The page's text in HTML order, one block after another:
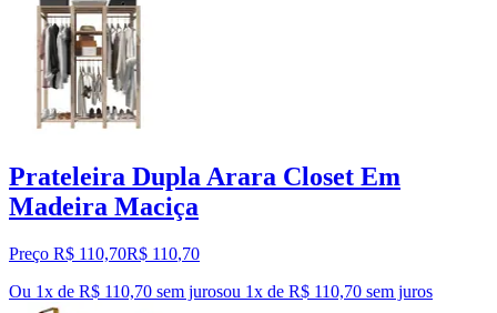
Prateleira Dupla Arara Closet Em
Madeira Maciça
Preço R$ 110,70R$ 110,70
Ou 1x de R$ 110,70 sem jurosou 1x de R$ 110,70 sem juros